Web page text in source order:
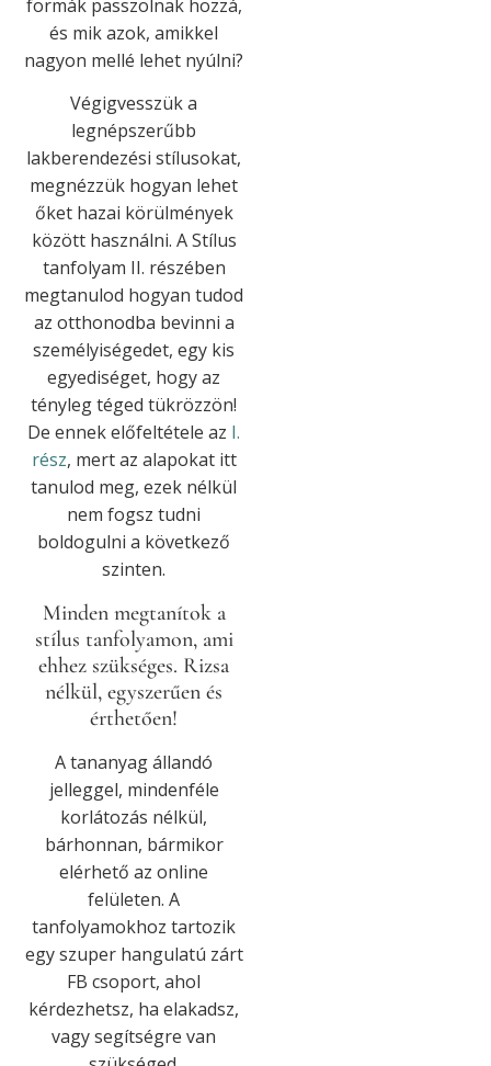
formák passzolnak hozzá,
és mik azok, amikkel
nagyon mellé lehet nyúlni?
Végigvesszük a
legnépszerűbb
lakberendezési stílusokat,
megnézzük hogyan lehet
őket hazai körülmények
között használni. A Stílus
tanfolyam II. részében
megtanulod hogyan tudod
az otthonodba bevinni a
személyiségedet, egy kis
egyediséget, hogy az
tényleg téged tükrözzön!
De ennek előfeltétele az I.
rész, mert az alapokat itt
tanulod meg, ezek nélkül
nem fogsz tudni
boldogulni a következő
szinten.
Minden megtanítok a
stílus tanfolyamon, ami
ehhez szükséges. Rizsa
nélkül, egyszerűen és
érthetően!
A tananyag állandó
jelleggel, mindenféle
korlátozás nélkül,
bárhonnan, bármikor
elérhető az online
felületen. A
tanfolyamokhoz tartozik
egy szuper hangulatú zárt
FB csoport, ahol
kérdezhetsz, ha elakadsz,
vagy segítségre van